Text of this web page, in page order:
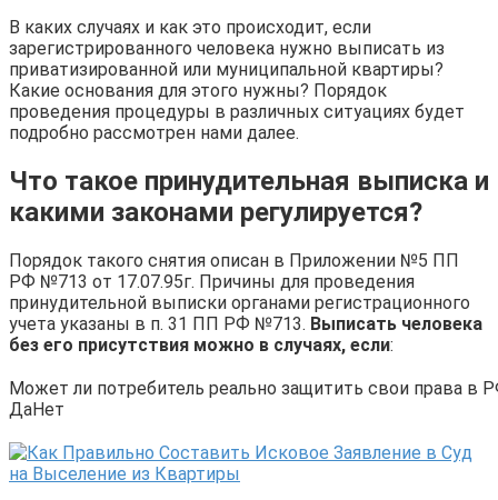
В каких случаях и как это происходит, если
зарегистрированного человека нужно выписать из
приватизированной или муниципальной квартиры?
Какие основания для этого нужны? Порядок
проведения процедуры в различных ситуациях будет
подробно рассмотрен нами далее.
Что такое принудительная выписка и
какими законами регулируется?
Порядок такого снятия описан в Приложении №5 ПП
РФ №713 от 17.07.95г. Причины для проведения
принудительной выписки органами регистрационного
учета указаны в п. 31 ПП РФ №713. Выписать человека
без его присутствия можно в случаях, если:
Может ли потребитель реально защитить свои права в
ДаНет